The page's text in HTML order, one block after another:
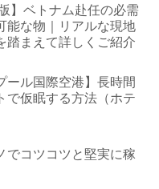
】ベトナム赴任の必需
能な物｜リアルな現地
踏まえて詳しくご紹介
ール国際空港】長時間
で仮眠する方法（ホテ
でコツコツと堅実に稼